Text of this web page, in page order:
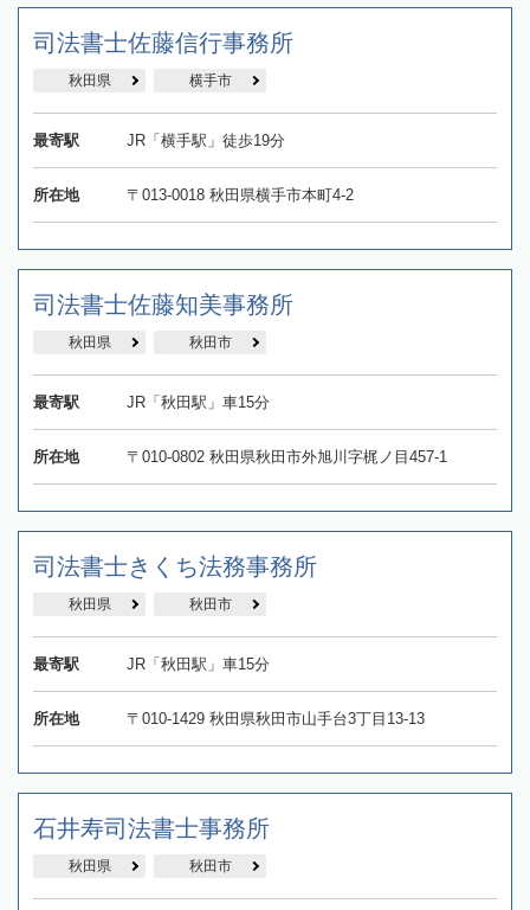
司法書士佐藤信行事務所
秋田県 横手市
最寄駅 JR「横手駅」徒歩19分
所在地 〒013-0018 秋田県横手市本町4-2
司法書士佐藤知美事務所
秋田県 秋田市
最寄駅 JR「秋田駅」車15分
所在地 〒010-0802 秋田県秋田市外旭川字梶ノ目457-1
司法書士きくち法務事務所
秋田県 秋田市
最寄駅 JR「秋田駅」車15分
所在地 〒010-1429 秋田県秋田市山手台3丁目13-13
石井寿司法書士事務所
秋田県 秋田市